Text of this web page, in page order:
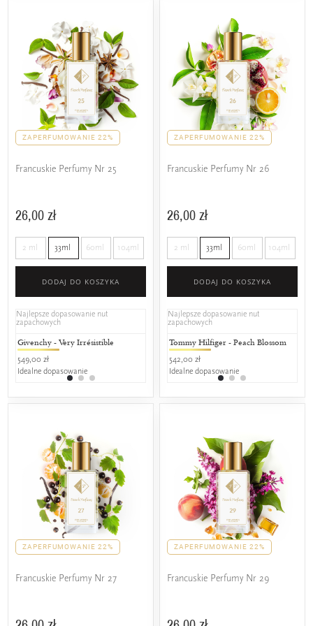
ZAPERFUMOWANIE 22%
Francuskie Perfumy Nr 25
26,00 zł
2 ml 33ml 60ml 104ml
DODAJ DO KOSZYKA
Najlepsze dopasowanie nut
zapachowych
Givenchy - Very Irrésistible
549,00 zł
Idealne dopasowanie
Escada - Magnetism
259,00 zł
50% wspólnych nut zapachowych
Chanel -
ZAPERFUMOWANIE 22%
Francuskie Perfumy Nr 26
26,00 zł
2 ml 33ml 60ml 104ml
DODAJ DO KOSZYKA
Najlepsze dopasowanie nut
zapachowych
Tommy Hilfiger - Peach Blossom
542,00 zł
Idealne dopasowanie
ZAPERFUMOWANIE 22%
Francuskie Perfumy Nr 27
ZAPERFUMOWANIE 22%
Francuskie Perfumy Nr 29